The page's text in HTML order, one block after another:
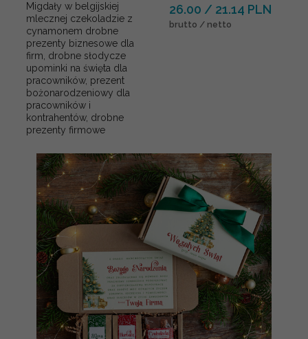
Migdały w belgijskiej
mlecznej czekoladzie z
cynamonem drobne
prezenty biznesowe dla
firm, drobne słodycze
upominki na święta dla
pracowników, prezent
bożonarodzeniowy dla
pracowników i
kontrahentów, drobne
prezenty firmowe
26.00 / 21.14 PLN
brutto / netto